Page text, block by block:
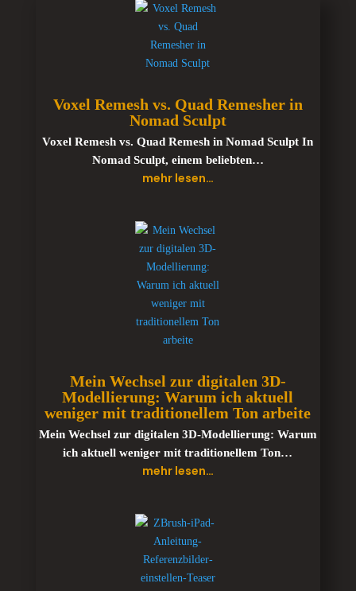
Voxel Remesh vs. Quad Remesher in
Nomad Sculpt
Voxel Remesh vs. Quad Remesh in Nomad Sculpt In
Nomad Sculpt, einem beliebten…
mehr lesen…
Mein Wechsel zur digitalen 3D-
Modellierung: Warum ich aktuell
weniger mit traditionellem Ton arbeite
Mein Wechsel zur digitalen 3D-Modellierung: Warum
ich aktuell weniger mit traditionellem Ton…
mehr lesen…